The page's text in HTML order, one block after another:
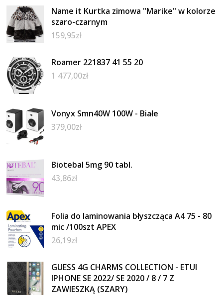
Name it Kurtka zimowa "Marike" w kolorze
szaro-czarnym
159,95zł
Roamer 221837 41 55 20
1 477,00zł
Vonyx Smn40W 100W - Białe
379,00zł
Biotebal 5mg 90 tabl.
43,86zł
Folia do laminowania błyszcząca A4 75 - 80
mic /100szt APEX
26,19zł
GUESS 4G CHARMS COLLECTION - ETUI
IPHONE SE 2022/ SE 2020 / 8 / 7 Z
ZAWIESZKĄ (SZARY)